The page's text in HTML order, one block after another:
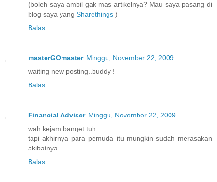
(boleh saya ambil gak mas artikelnya? Mau saya pasang di
blog saya yang Sharethings )
Balas
masterGOmaster Minggu, November 22, 2009
waiting new posting..buddy !
Balas
Financial Adviser Minggu, November 22, 2009
wah kejam banget tuh...
tapi akhirnya para pemuda itu mungkin sudah merasakan
akibatnya
Balas